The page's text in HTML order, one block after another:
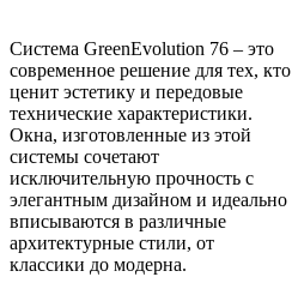
Система GreenEvolution 76 – это
современное решение для тех, кто
ценит эстетику и передовые
технические характеристики.
Окна, изготовленные из этой
системы сочетают
исключительную прочность с
элегантным дизайном и идеально
вписываются в различные
архитектурные стили, от
классики до модерна.